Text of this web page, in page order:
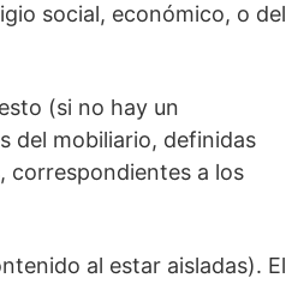
social, económico, o del
(si no hay un
del mobiliario, definidas
correspondientes a los
al estar aisladas). El